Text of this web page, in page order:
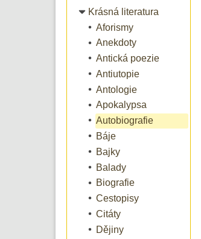
Krásná literatura
Aforismy
Anekdoty
Antická poezie
Antiutopie
Antologie
Apokalypsa
Autobiografie
Báje
Bajky
Balady
Biografie
Cestopisy
Citáty
Dějiny